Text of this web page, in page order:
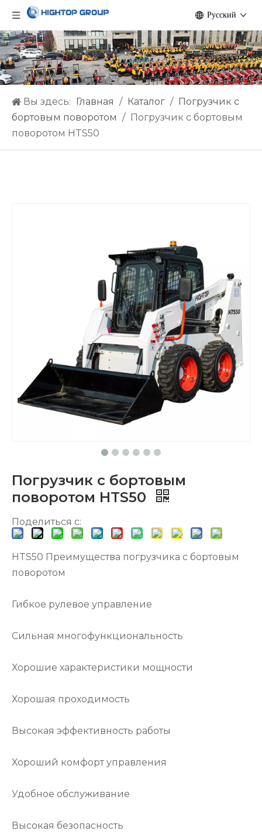
Pусский
Вы здесь: Главная / Каталог /
Погрузчик с
бортовым поворотом /
Погрузчик с бортовым
поворотом HTS50
Погрузчик с бортовым
поворотом HTS50
Поделиться с:
HTS50 Преимущества погрузчика с бортовым
поворотом
Гибкое рулевое управление
Сильная многофункциональность
Хорошие характеристики мощности
Хорошая проходимость
Высокая эффективность работы
Хороший комфорт управления
Удобное обслуживание
Высокая безопасность